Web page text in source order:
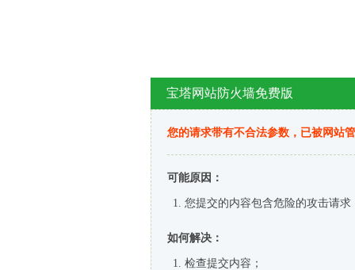
宝塔网站防火墙免费版
您的请求带有不合法参数，已被网站
可能原因：
您提交的内容包含危险的攻击请求
如何解决：
检查提交内容；